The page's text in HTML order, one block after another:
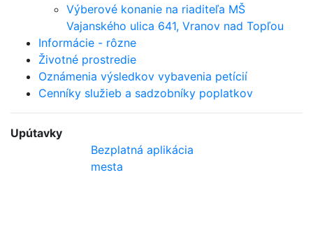
Výberové konanie na riaditeľa MŠ
Vajanského ulica 641, Vranov nad Topľou
Informácie - rôzne
Životné prostredie
Oznámenia výsledkov vybavenia petícií
Cenníky služieb a sadzobníky poplatkov
Upútavky
Bezplatná aplikácia
mesta